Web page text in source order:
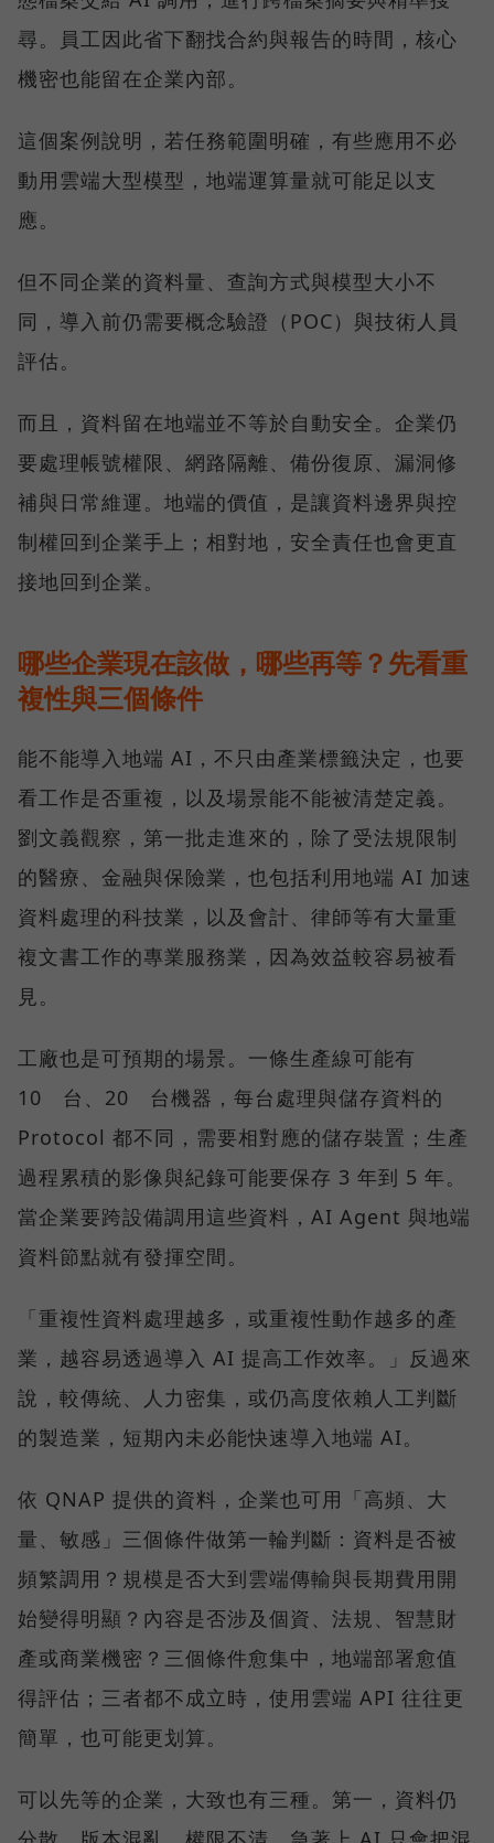
尋。員工因此省下翻找合約與報告的時間，核心
機密也能留在企業內部。
這個案例說明，若任務範圍明確，有些應用不必
動用雲端大型模型，地端運算量就可能足以支
應。
但不同企業的資料量、查詢方式與模型大小不
同，導入前仍需要概念驗證（POC）與技術人員
評估。
而且，資料留在地端並不等於自動安全。企業仍
要處理帳號權限、網路隔離、備份復原、漏洞修
補與日常維運。地端的價值，是讓資料邊界與控
制權回到企業手上；相對地，安全責任也會更直
接地回到企業。
哪些企業現在該做，哪些再等？先看重
複性與三個條件
能不能導入地端 AI，不只由產業標籤決定，也要
看工作是否重複，以及場景能不能被清楚定義。
劉文義觀察，第一批走進來的，除了受法規限制
的醫療、金融與保險業，也包括利用地端 AI 加速
資料處理的科技業，以及會計、律師等有大量重
複文書工作的專業服務業，因為效益較容易被看
見。
工廠也是可預期的場景。一條生產線可能有
10 台、20 台機器，每台處理與儲存資料的
Protocol 都不同，需要相對應的儲存裝置；生產
過程累積的影像與紀錄可能要保存 3 年到 5 年。
當企業要跨設備調用這些資料，AI Agent 與地端
資料節點就有發揮空間。
「重複性資料處理越多，或重複性動作越多的產
業，越容易透過導入 AI 提高工作效率。」反過來
說，較傳統、人力密集，或仍高度依賴人工判斷
的製造業，短期內未必能快速導入地端 AI。
依 QNAP 提供的資料，企業也可用「高頻、大
量、敏感」三個條件做第一輪判斷：資料是否被
頻繁調用？規模是否大到雲端傳輸與長期費用開
始變得明顯？內容是否涉及個資、法規、智慧財
產或商業機密？三個條件愈集中，地端部署愈值
得評估；三者都不成立時，使用雲端 API 往往更
簡單，也可能更划算。
可以先等的企業，大致也有三種。第一，資料仍